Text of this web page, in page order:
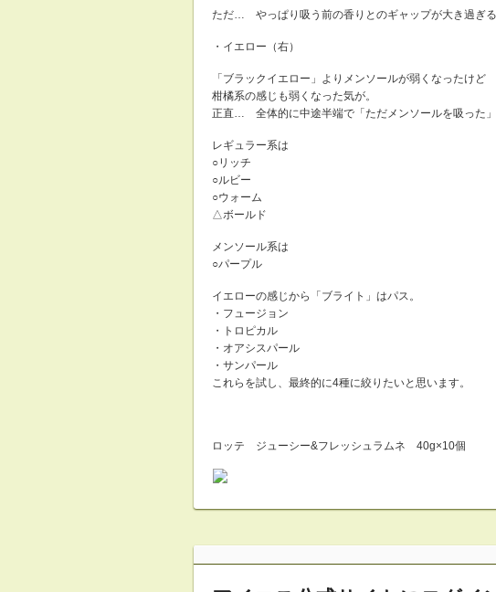
ただ… やっぱり吸う前の香りとのギャップが大き過ぎる
・イエロー（右）
「ブラックイエロー」よりメンソールが弱くなったけど
柑橘系の感じも弱くなった気が。
正直… 全体的に中途半端で「ただメンソールを吸った」
レギュラー系は
○リッチ
○ルビー
○ウォーム
△ボールド
メンソール系は
○パープル
イエローの感じから「ブライト」はパス。
・フュージョン
・トロピカル
・オアシスパール
・サンパール
これらを試し、最終的に4種に絞りたいと思います。
ロッテ ジューシー&フレッシュラムネ 40g×10個